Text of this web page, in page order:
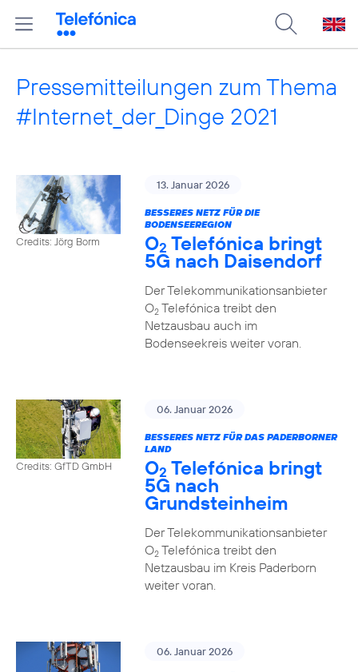
Pressemitteilungen zum Thema
#Internet_der_Dinge 2021
Credits: Jörg Borm
13. Januar 2026
BESSERES NETZ FÜR DIE
BODENSEEREGION
O2 Telefónica bringt
5G nach Daisendorf
Der Telekommunikationsanbieter
O2Telefónica treibt den
Netzausbau auch im
Bodenseekreis weiter voran.
Credits: GfTD GmbH
06. Januar 2026
BESSERES NETZ FÜR DAS PADERBORNER
LAND
O2 Telefónica bringt
5G nach
Grundsteinheim
Der Telekommunikationsanbieter
O2Telefónica treibt den
Netzausbau im Kreis Paderborn
weiter voran.
06. Januar 2026